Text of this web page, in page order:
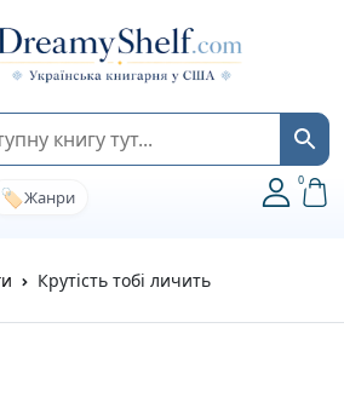
🏷️Жанри
0
Крутість тобі личить